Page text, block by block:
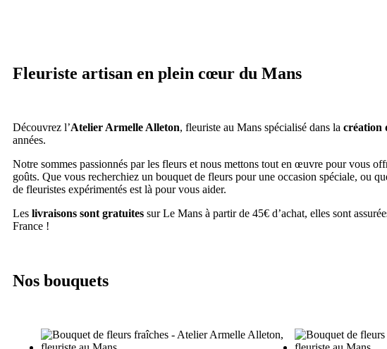
Fleuriste artisan en plein cœur du Mans
Découvrez l’Atelier Armelle Alleton, fleuriste au Mans spécialisé dans la création
années.
Notre sommes passionnés par les fleurs et nous mettons tout en œuvre pour vous
goûts. Que vous recherchiez un bouquet de fleurs pour une occasion spéciale, ou
de fleuristes expérimentés est là pour vous aider.
Les livraisons sont gratuites sur Le Mans à partir de 45€ d’achat, elles sont
France !
Nos bouquets